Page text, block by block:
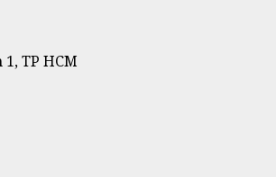
TP HCM